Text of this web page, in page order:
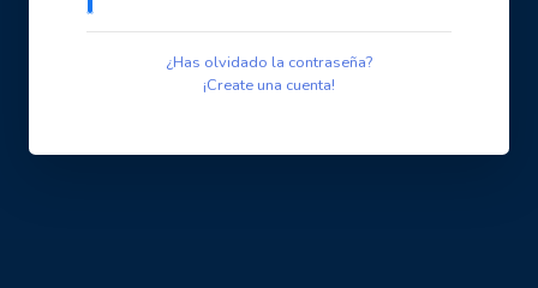
¿Has olvidado la contraseña?
¡Create una cuenta!